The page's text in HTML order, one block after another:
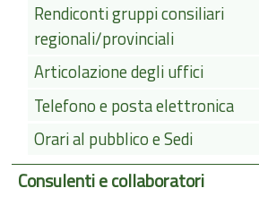
Rendiconti gruppi consiliari
regionali/provinciali
Articolazione degli uffici
Telefono e posta elettronica
Orari al pubblico e Sedi
Consulenti e collaboratori